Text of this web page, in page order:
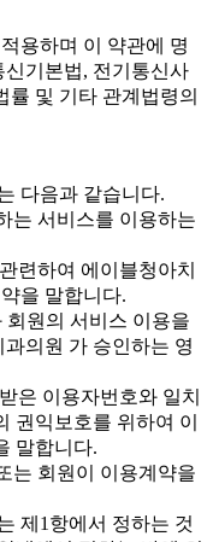
용하며 이 약관에 명
기본법, 전기통신사
률 및 기타 관계법령의
다음과 같습니다.
는 서비스를 이용하는
련하여 에이블청아치
을 말합니다.
원의 서비스 이용을
의원 가 승인하는 영
은 이용자번호와 일치
권익보호를 위하여 이
말합니다.
는 회원이 이용계약을
제1항에서 정하는 것